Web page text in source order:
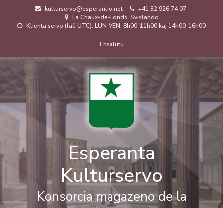
kulturservo@esperantio.net
+41 32 926 74 07
La Chaux-de-Fonds, Svislando
Klienta servo (laŭ UTC): LUN-VEN, 8h00-11h00 kaj 14h00-16h00
de
uzanto
Ensalutu
Esperanta
Kulturservo
Konsorcia magazeno de la